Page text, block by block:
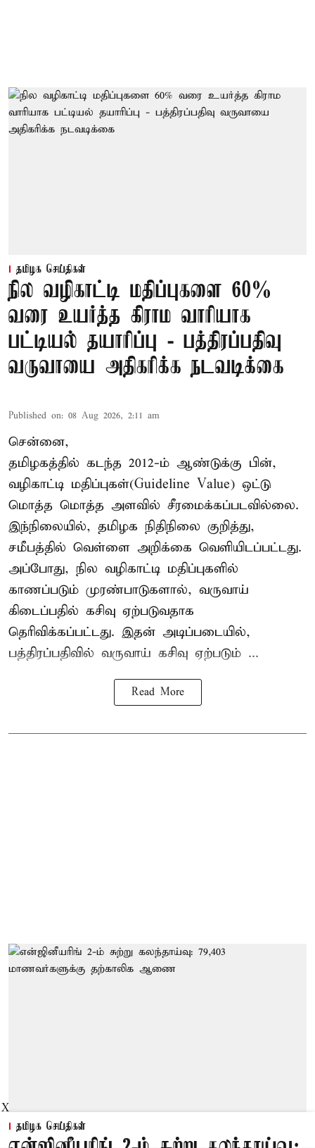
தமிழக செய்திகள்
நில வழிகாட்டி மதிப்புகளை 60%
வரை உயர்த்த கிராம வாரியாக
பட்டியல் தயாரிப்பு - பத்திரப்பதிவு
வருவாயை அதிகரிக்க நடவடிக்கை
Published on: 08 Aug 2026, 2:11 am
சென்னை,
தமிழகத்தில் கடந்த 2012-ம் ஆண்டுக்கு பின்,
வழிகாட்டி மதிப்புகள்(Guideline Value) ஒட்டு
மொத்த மொத்த அளவில் சீரமைக்கப்படவில்லை.
இந்நிலையில், தமிழக நிதிநிலை குறித்து,
சமீபத்தில் வெள்ளை அறிக்கை வெளியிடப்பட்டது.
அப்போது, நில வழிகாட்டி மதிப்புகளில்
காணப்படும் முரண்பாடுகளால், வருவாய்
கிடைப்பதில் கசிவு ஏற்படுவதாக
தெரிவிக்கப்பட்டது. இதன் அடிப்படையில்,
பத்திரப்பதிவில் வருவாய் கசிவு ஏற்படும் ...
Read More
தமிழக செய்திகள்
X